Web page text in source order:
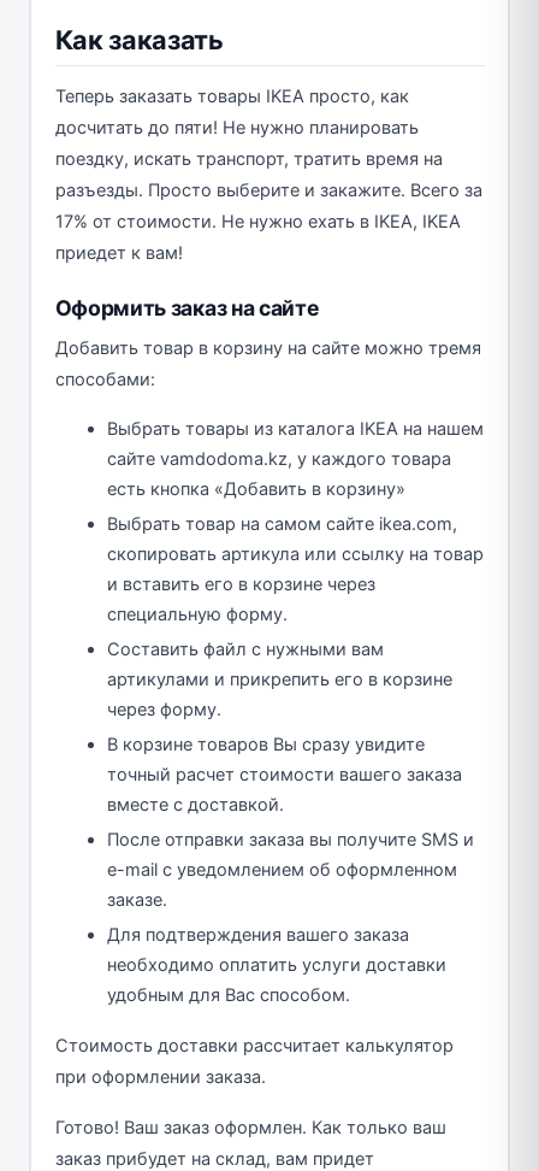
Как заказать
Теперь заказать товары IKEA просто, как
досчитать до пяти! Не нужно планировать
поездку, искать транспорт, тратить время на
разъезды. Просто выберите и закажите. Всего за
17% от стоимости. Не нужно ехать в IKEA, IKEA
приедет к вам!
Оформить заказ на сайте
Добавить товар в корзину на сайте можно тремя
способами:
Выбрать товары из каталога IKEA на нашем
сайте vаmdodoma.kz, у каждого товара
есть кнопка «Добавить в корзину»
Выбрать товар на самом сайте ikea.com,
скопировать артикула или ссылку на товар
и вставить его в корзине через
специальную форму.
Составить файл с нужными вам
артикулами и прикрепить его в корзине
через форму.
В корзине товаров Вы сразу увидите
точный расчет стоимости вашего заказа
вместе с доставкой.
После отправки заказа вы получите SMS и
e-mail с уведомлением об оформленном
заказе.
Для подтверждения вашего заказа
необходимо оплатить услуги доставки
удобным для Вас способом.
Стоимость доставки рассчитает калькулятор
при оформлении заказа.
Готово! Ваш заказ оформлен. Как только ваш
заказ прибудет на склад, вам придет